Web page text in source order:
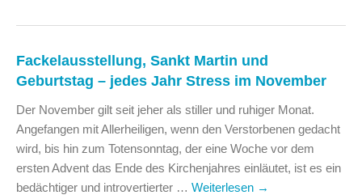
Fackelausstellung, Sankt Martin und
Geburtstag – jedes Jahr Stress im November
Der November gilt seit jeher als stiller und ruhiger Monat.
Angefangen mit Allerheiligen, wenn den Verstorbenen gedacht
wird, bis hin zum Totensonntag, der eine Woche vor dem
ersten Advent das Ende des Kirchenjahres einläutet, ist es ein
bedächtiger und introvertierter … Weiterlesen →